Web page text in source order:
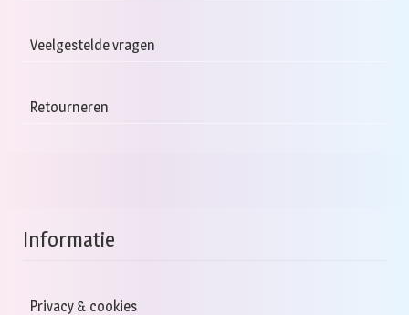
Veelgestelde vragen
Retourneren
Informatie
Privacy & cookies